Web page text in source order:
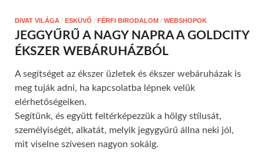
DIVAT VILÁGA / ESKÜVŐ / FÉRFI BIRODALOM / WEBSHOPOK
JEGGYŰRŰ A NAGY NAPRA A GOLDCITY
ÉKSZER WEBÁRUHÁZBÓL
A segítséget az ékszer üzletek és ékszer webáruházak is
meg tuják adni, ha kapcsolatba lépnek velük
elérhetőségeiken.
Segítünk, és együtt feltérképezzük a hölgy stílusát,
személyiségét, alkatát, melyik jegygyűrű állna neki jól,
mit viselne szívesen nagyon sokáig.